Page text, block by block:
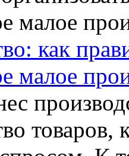
как
малое
товаров,